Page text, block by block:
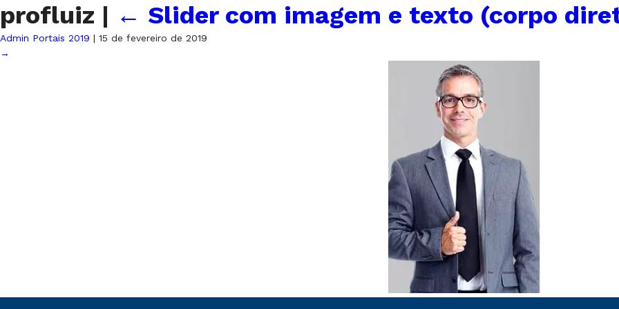
profluiz | ← Slider com imagem e texto (corpo
Admin Portais 2019 | 15 de fevereiro de 2019
→